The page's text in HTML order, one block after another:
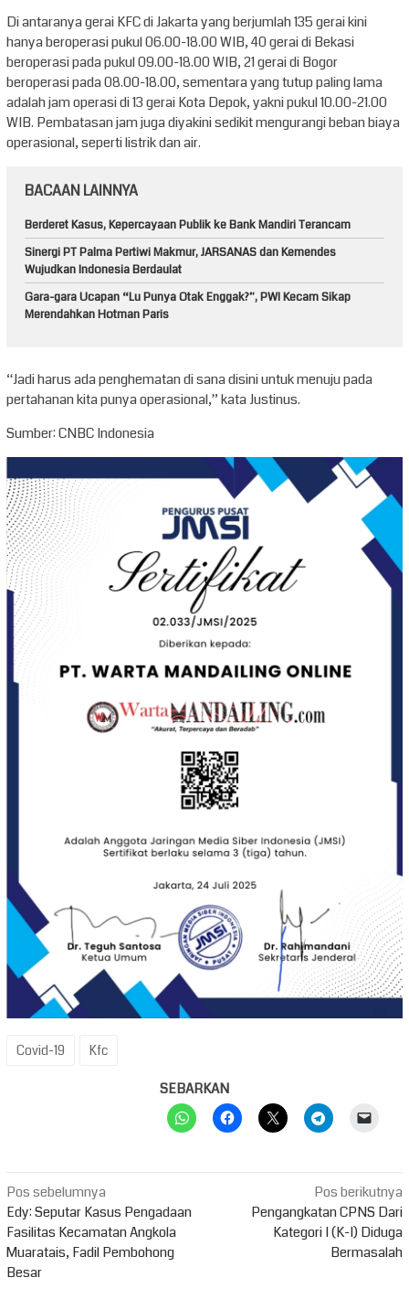
Di antaranya gerai KFC di Jakarta yang berjumlah 135 gerai kini
hanya beroperasi pukul 06.00-18.00 WIB, 40 gerai di Bekasi
beroperasi pada pukul 09.00-18.00 WIB, 21 gerai di Bogor
beroperasi pada 08.00-18.00, sementara yang tutup paling lama
adalah jam operasi di 13 gerai Kota Depok, yakni pukul 10.00-21.00
WIB. Pembatasan jam juga diyakini sedikit mengurangi beban biaya
operasional, seperti listrik dan air.
BACAAN LAINNYA
Berderet Kasus, Kepercayaan Publik ke Bank Mandiri Terancam
Sinergi PT Palma Pertiwi Makmur, JARSANAS dan Kemendes
Wujudkan Indonesia Berdaulat
Gara-gara Ucapan “Lu Punya Otak Enggak?”, PWI Kecam Sikap
Merendahkan Hotman Paris
“Jadi harus ada penghematan di sana disini untuk menuju pada
pertahanan kita punya operasional,” kata Justinus.
Sumber: CNBC Indonesia
Covid-19 Kfc
SEBARKAN
Navigasi
pos
Pos sebelumnya
Edy: Seputar Kasus Pengadaan
Fasilitas Kecamatan Angkola
Muaratais, Fadil Pembohong
Besar
Pos berikutnya
Pengangkatan CPNS Dari
Kategori I (K-I) Diduga
Bermasalah